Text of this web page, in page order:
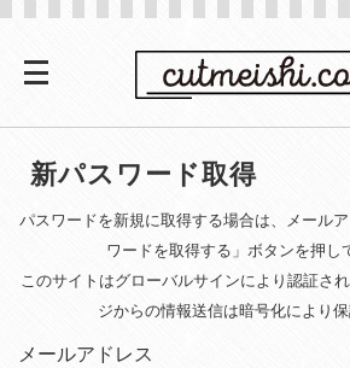
新パスワード取得
パスワードを新規に取得する場合は、メール
ワードを取得する」ボタンを押し
このサイトはグローバルサインにより認証さ
ジからの情報送信は暗号化により保
メールアドレス